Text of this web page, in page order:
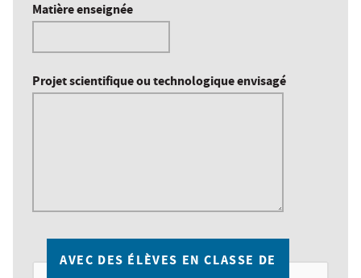
Matière enseignée
Projet scientifique ou technologique envisagé
AVEC DES ÉLÈVES EN CLASSE DE